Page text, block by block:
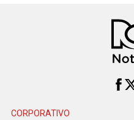
CORPORATIVO